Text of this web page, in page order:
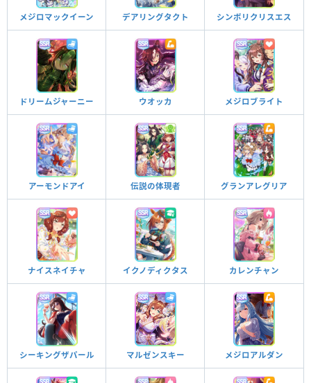
メジロマックイーン デアリングタクト シンボリクリスエス
ドリームジャーニー ウオッカ メジロブライト
アーモンドアイ 伝説の体現者 グランアレグリア
ナイスネイチャ イクノディクタス カレンチャン
シーキングザパール マルゼンスキー メジロアルダン